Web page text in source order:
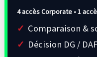
4 accès Corporate • 1
Comparaison &
Décision DG /